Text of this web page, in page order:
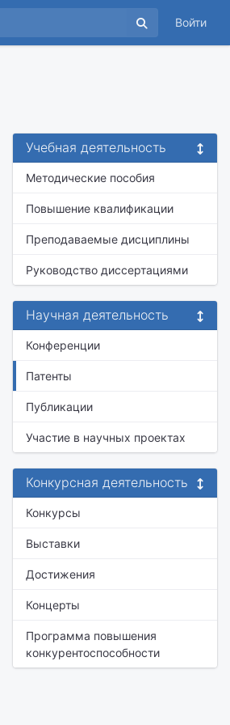
Войти
Учебная деятельность
Методические пособия
Повышение квалификации
Преподаваемые дисциплины
Руководство диссертациями
Научная деятельность
Конференции
Патенты
Публикации
Участие в научных проектах
Конкурсная деятельность
Конкурсы
Выставки
Достижения
Концерты
Программа повышения
конкурентоспособности